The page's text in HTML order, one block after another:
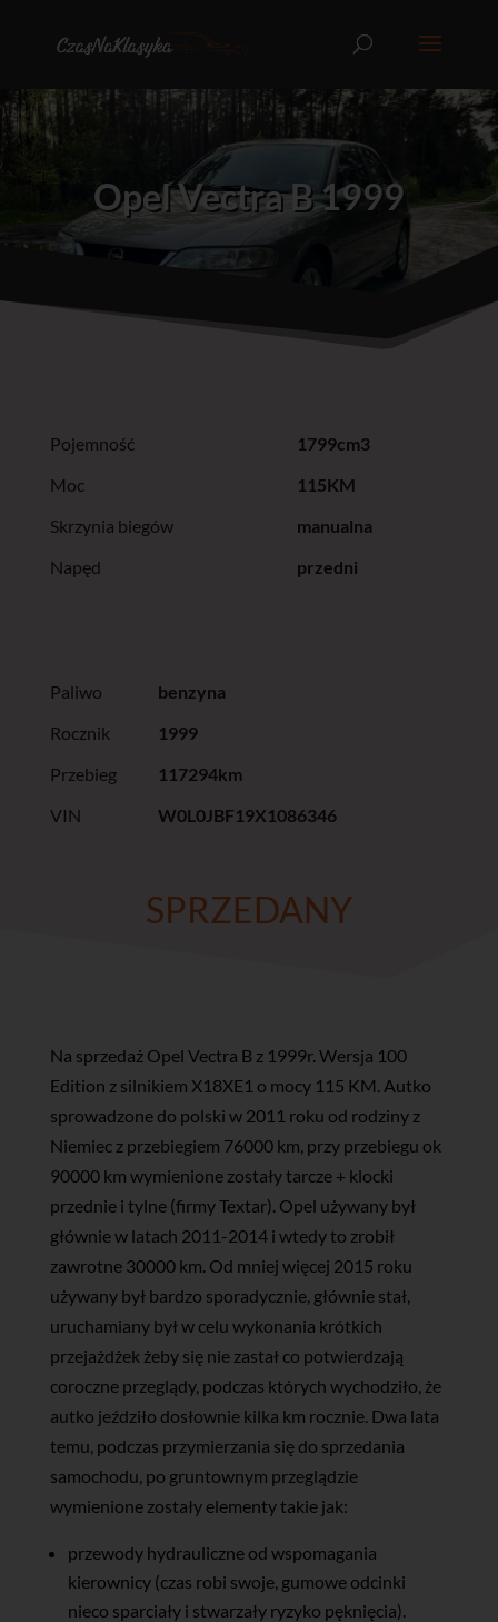
Opel Vectra B 1999
Pojemność
1799cm3
Moc
115KM
Skrzynia biegów
manualna
Napęd
przedni
Paliwo
benzyna
Rocznik
1999
Przebieg
117294km
VIN
W0L0JBF19X1086346
SPRZEDANY
Na sprzedaż Opel Vectra B z 1999r. Wersja 100
Edition z silnikiem X18XE1 o mocy 115 KM. Autko
sprowadzone do polski w 2011 roku od rodziny z
Niemiec z przebiegiem 76000 km, przy przebiegu ok
90000 km wymienione zostały tarcze + klocki
przednie i tylne (firmy Textar). Opel używany był
głównie w latach 2011-2014 i wtedy to zrobił
zawrotne 30000 km. Od mniej więcej 2015 roku
używany był bardzo sporadycznie, głównie stał,
uruchamiany był w celu wykonania krótkich
przejażdżek żeby się nie zastał co potwierdzają
coroczne przeglądy, podczas których wychodziło, że
autko jeździło dosłownie kilka km rocznie. Dwa lata
temu, podczas przymierzania się do sprzedania
samochodu, po gruntownym przeglądzie
wymienione zostały elementy takie jak:
przewody hydrauliczne od wspomagania
kierownicy (czas robi swoje, gumowe odcinki
nieco sparciały i stwarzały ryzyko pęknięcia).